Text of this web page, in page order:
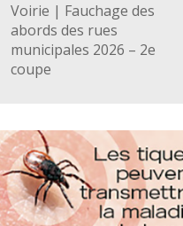
Voirie | Fauchage des
abords des rues
municipales 2026 – 2e
coupe